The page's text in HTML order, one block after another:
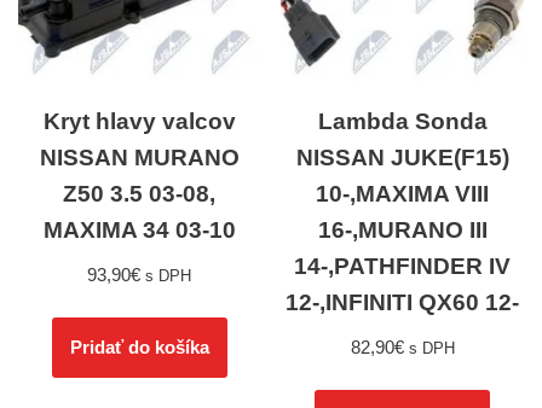
Kryt hlavy valcov
NISSAN MURANO
Z50 3.5 03-08,
MAXIMA 34 03-10
93,90€ s DPH
Pridať do košíka
Lambda Sonda
NISSAN JUKE(F15)
10-,MAXIMA VIII
16-,MURANO III
14-,PATHFINDER IV
12-,INFINITI QX60 12-
82,90€ s DPH